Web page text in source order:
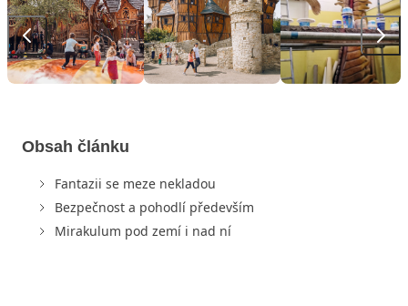
Obsah článku
Fantazii se meze nekladou
Bezpečnost a pohodlí především
Mirakulum pod zemí i nad ní